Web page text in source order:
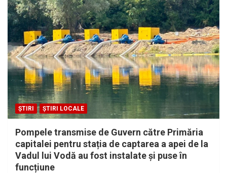
ȘTIRI ȘTIRI LOCALE
Pompele transmise de Guvern către Primăria
capitalei pentru stația de captarea a apei de la
Vadul lui Vodă au fost instalate și puse în
funcțiune